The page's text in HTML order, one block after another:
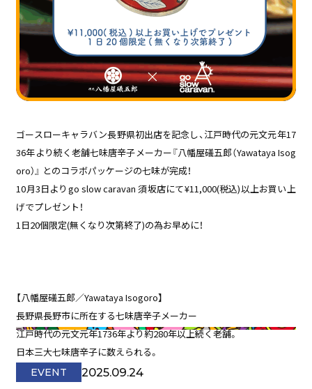
ゴースローキャラバン長野県初出店を記念し、江戸時代の元文元年17
36年より続く老舗七味唐辛子メーカー『八幡屋礒五郎（Yawataya Isog
oro）』 とのコラボパッケージの七味が完成！
10月3日よりgo slow caravan 須坂店にて¥11,000(税込)以上お買い上
げでプレゼント！
1日20個限定(無くなり次第終了)の為お早めに！
【八幡屋礒五郎／Yawataya Isogoro】
長野県長野市に所在する七味唐辛子メーカー
江戸時代の元文元年1736年より約280年以上続く老舗。
日本三大七味唐辛子に数えられる。
EVENT 2025.09.24